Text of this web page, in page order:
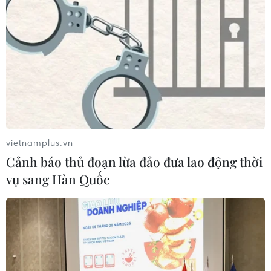
Trung Quốc: Bắc Kinh phong tỏa thêm
nhiều khu vực do dịch COVID-19
15/06/2020 03:47
Giới chức thủ đô Bắc Kinh đã phong tỏa thêm 10 khu
vietnamplus.vn
Cảnh báo thủ đoạn lừa đảo đưa lao động thời
vụ sang Hàn Quốc